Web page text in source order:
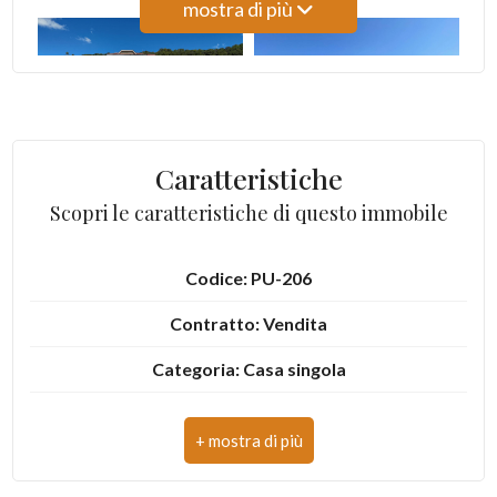
mostra di più
Caratteristiche
Scopri le caratteristiche di questo immobile
Codice: PU-206
Contratto: Vendita
Categoria: Casa singola
Indirizzo: Contrada Molino
CAP: 63825
3
5+